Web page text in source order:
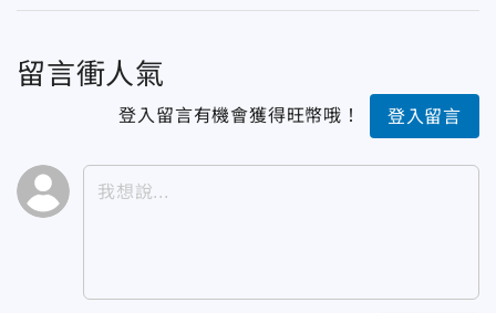
留言衝人氣
登入留言有機會獲得旺幣哦！ 登入留言